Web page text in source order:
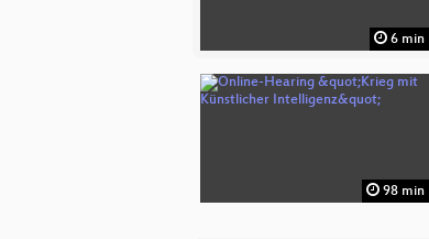
6 min
98 min